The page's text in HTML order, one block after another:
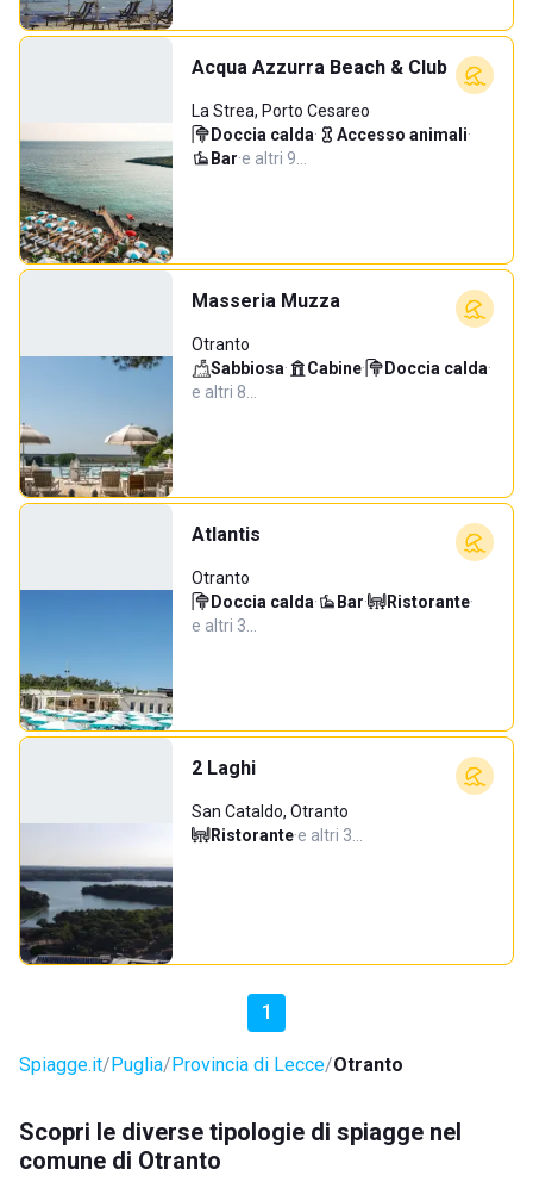
Acqua Azzurra Beach & Club
La Strea, Porto Cesareo
Doccia calda· Accesso animali·
Bar·e altri 9…
Masseria Muzza
Otranto
Sabbiosa· Cabine· Doccia calda·
e altri 8…
Atlantis
Otranto
Doccia calda· Bar· Ristorante·
e altri 3…
2 Laghi
San Cataldo, Otranto
Ristorante·e altri 3…
1
Spiagge.it Puglia Provincia di Lecce Otranto
Scopri le diverse tipologie di spiagge nel
comune di Otranto